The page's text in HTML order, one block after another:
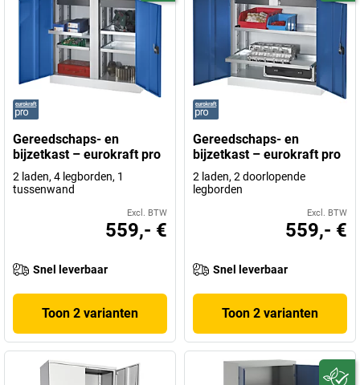
Gereedschaps- en
bijzetkast – eurokraft pro
2 laden, 4 legborden, 1
tussenwand
Excl. BTW
559,- €
Snel leverbaar
Toon 2 varianten
Gereedschaps- en
bijzetkast – eurokraft pro
2 laden, 2 doorlopende
legborden
Excl. BTW
559,- €
Snel leverbaar
Toon 2 varianten